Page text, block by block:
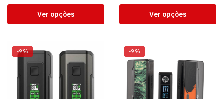
Ver opções Ver opções
-9% -9%